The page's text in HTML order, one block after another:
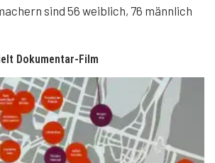
sind 56 weiblich, 76 männlich
Dokumentar-Film